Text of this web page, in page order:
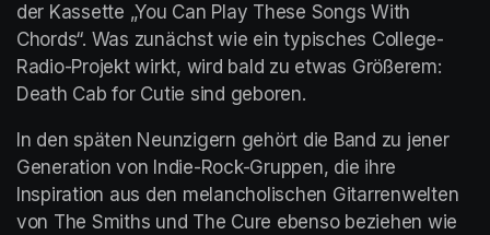
der Kassette „You Can Play These Songs With
Chords“. Was zunächst wie ein typisches College-
Radio-Projekt wirkt, wird bald zu etwas Größerem:
Death Cab for Cutie sind geboren.
In den späten Neunzigern gehört die Band zu jener
Generation von Indie-Rock-Gruppen, die ihre
Inspiration aus den melancholischen Gitarrenwelten
von The Smiths und The Cure ebenso beziehen wie